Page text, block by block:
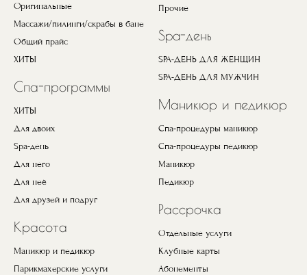
Оригинальные
Массажи/пилинги/скрабы в бане
Общий прайс
ХИТЫ
Спа-программы
ХИТЫ
Для двоих
Spa-день
Для него
Для неё
Для друзей и подруг
Красота
Маникюр и педикюр
Парикмахерские услуги
Прочие
Spa-день
SPA-ДЕНЬ ДЛЯ ЖЕНЩИН
SPA-ДЕНЬ ДЛЯ МУЖЧИН
Маникюр и педикюр
Спа-процедуры маникюр
Спа-процедуры педикюр
Маникюр
Педикюр
Рассрочка
Отдельные услуги
Клубные карты
Абонементы